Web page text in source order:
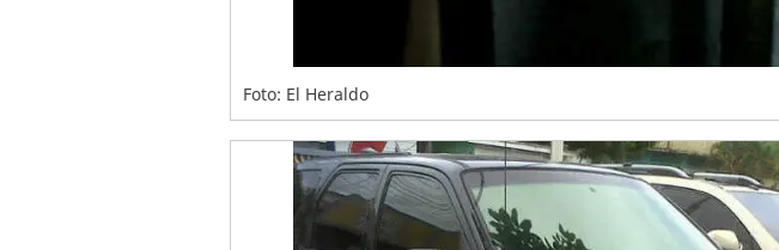
Foto: El Heraldo